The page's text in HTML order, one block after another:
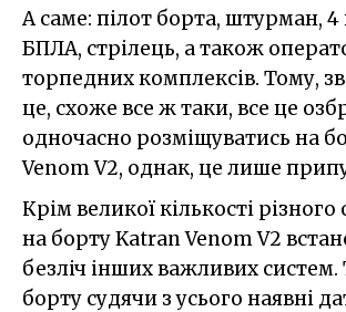
А саме: пілот борта, штурман, 4
БПЛА, стрілець, а також
торпедних комплексів. Тому,
це, схоже все ж таки, все це
одночасно розміщуватись на
Venom V2, однак, це лише
Крім великої кількості
на борту Katran Venom V2
безліч інших важливих систем.
борту судячи з усього наявні